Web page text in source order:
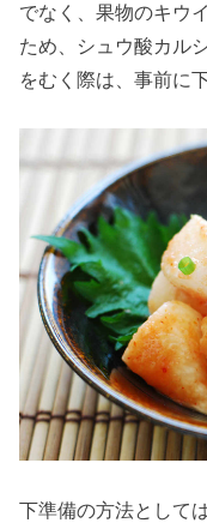
でなく、果物のキウ
ため、シュウ酸カル
をむく際は、事前に
下準備の方法として